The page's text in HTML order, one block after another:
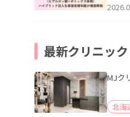
用】
最新クリニック
MJク
北海